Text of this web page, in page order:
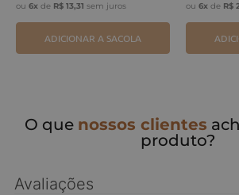
ou 6x de R$ 13,31 sem juros
ADICIONAR A SACOLA
ou 6x de R$
O que nossos clientes
produto?
Avaliações